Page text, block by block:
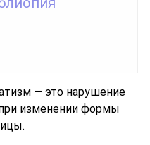
— это нарушение
изменении формы